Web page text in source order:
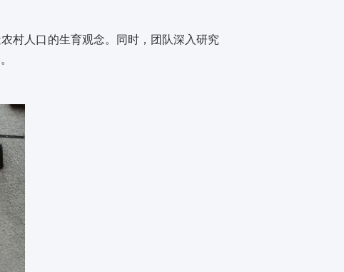
村人口的生育观念。同时，团队深入研究